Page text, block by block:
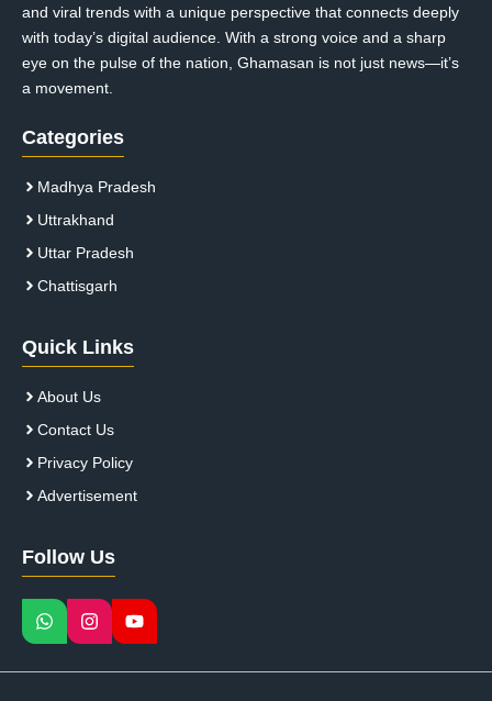
and viral trends with a unique perspective that connects deeply
with today’s digital audience. With a strong voice and a sharp
eye on the pulse of the nation, Ghamasan is not just news—it’s
a movement.
Categories
Madhya Pradesh
Uttrakhand
Uttar Pradesh
Chattisgarh
Quick Links
About Us
Contact Us
Privacy Policy
Advertisement
Follow Us